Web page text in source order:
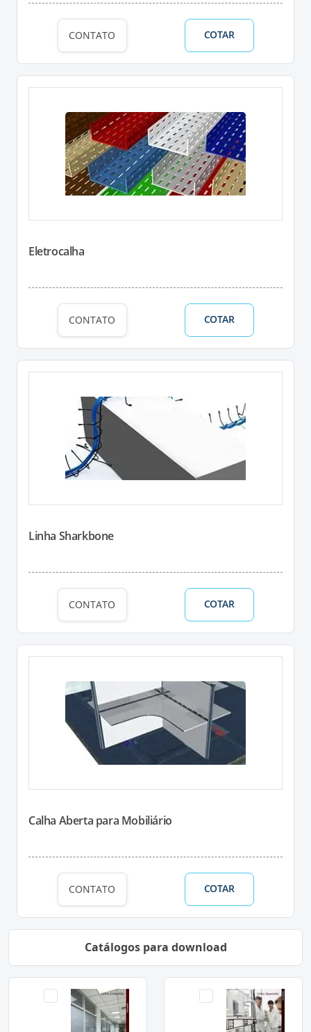
CONTATO COTAR
Eletrocalha
CONTATO COTAR
Linha Sharkbone
CONTATO COTAR
Calha Aberta para Mobiliário
CONTATO COTAR
Catálogos para download